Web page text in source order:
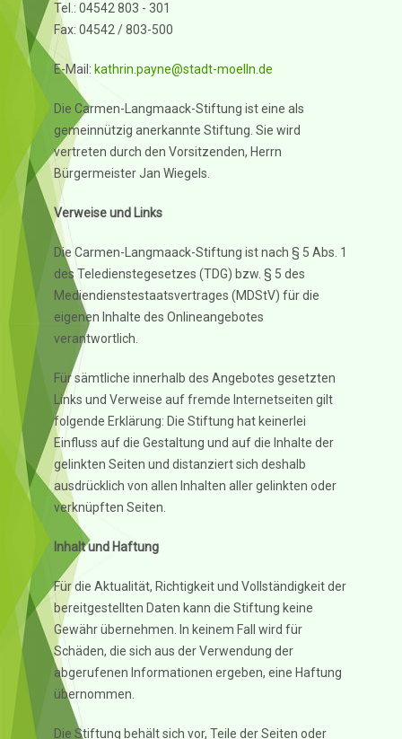
Tel.: 04542 803 - 301
Fax: 04542 / 803-500
E-Mail: kathrin.payne@stadt-moelln.de
Die Carmen-Langmaack-Stiftung ist eine als
gemeinnützig anerkannte Stiftung. Sie wird
vertreten durch den Vorsitzenden, Herrn
Bürgermeister Jan Wiegels.
Verweise und Links
Die Carmen-Langmaack-Stiftung ist nach § 5 Abs. 1
des Teledienstegesetzes (TDG) bzw. § 5 des
Mediendienstestaatsvertrages (MDStV) für die
eigenen Inhalte des Onlineangebotes
verantwortlich.
Für sämtliche innerhalb des Angebotes gesetzten
Links und Verweise auf fremde Internetseiten gilt
folgende Erklärung: Die Stiftung hat keinerlei
Einfluss auf die Gestaltung und auf die Inhalte der
gelinkten Seiten und distanziert sich deshalb
ausdrücklich von allen Inhalten aller gelinkten oder
verknüpften Seiten.
Inhalt und Haftung
Für die Aktualität, Richtigkeit und Vollständigkeit der
bereitgestellten Daten kann die Stiftung keine
Gewähr übernehmen. In keinem Fall wird für
Schäden, die sich aus der Verwendung der
abgerufenen Informationen ergeben, eine Haftung
übernommen.
Die Stiftung behält sich vor, Teile der Seiten oder